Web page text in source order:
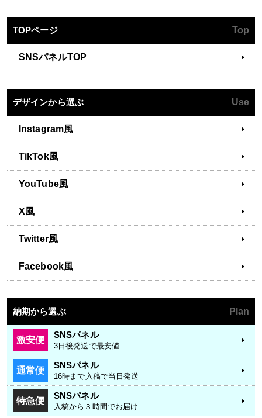
TOPページ Top
SNSパネルTOP
デザインから選ぶ Use
Instagram風
TikTok風
YouTube風
X風
Twitter風
Facebook風
納期から選ぶ Plan
激安便 SNSパネル
3日後発送で最安値
通常便 SNSパネル
16時まで入稿で当日発送
特急便 SNSパネル
入稿から３時間でお届け